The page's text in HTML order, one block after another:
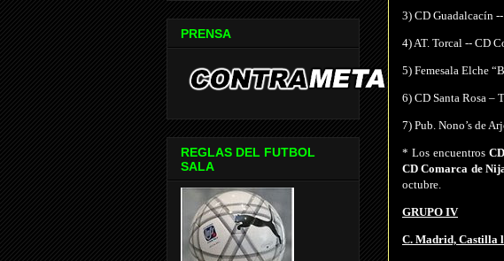
3) CD Guadalcacín
4) AT. Torcal -- CD
5) Femesala Elche
6) CD Santa Rosa –
7) Pub. Nono’s de
* Los encuentros
CD Comarca de
octubre.
GRUPO IV
C. Madrid, Castilla
PRENSA
REGLAS DEL FUTBOL
SALA